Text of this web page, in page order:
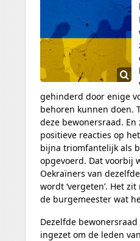
gehinderd door enige
behoren kunnen doen.
deze bewonersraad.
positieve reacties op
bijna triomfantelijk als
opgevoerd. Dat voorbij
Oekraïners van
wordt ‘vergeten’. Het
de burgemeester wat
Dezelfde
ingezet om de leden